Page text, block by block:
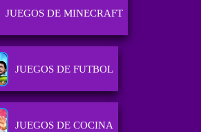
JUEGOS DE MINECRAFT
JUEGOS DE FUTBOL
JUEGOS DE COCINA